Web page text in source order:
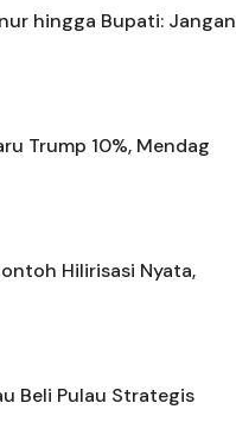
hingga Bupati: Jangan
Trump 10%, Mendag
Hilirisasi Nyata,
Beli Pulau Strategis